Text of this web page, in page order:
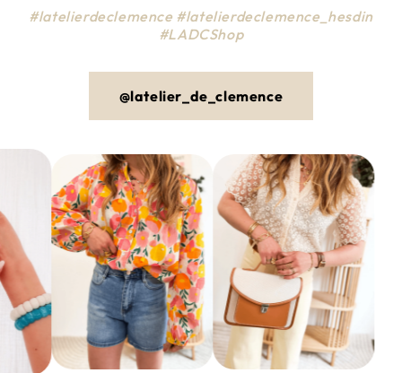
#latelierdeclemence #latelierdeclemence_hesdin
#LADCShop
@latelier_de_clemence